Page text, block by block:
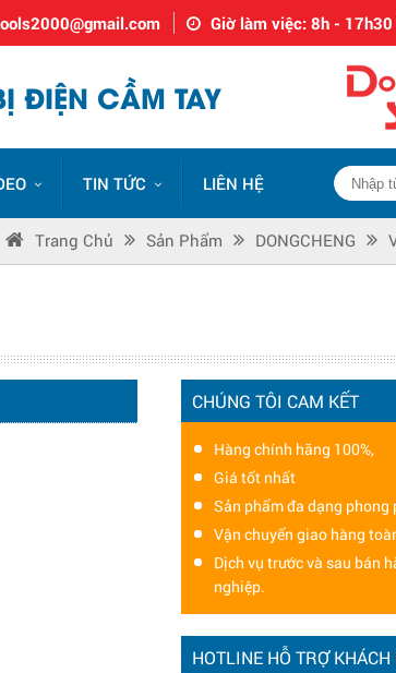
Giờ làm việc: 8h -
ĐIỆN CẦM TAY
TIN TỨC LIÊN HỆ
Trang Chủ Sản Phẩm DONGCHENG
CHÚNG TÔI CAM KẾT
Hàng chính hãng 100%,
Giá tốt nhất
Sản phẩm đa dạng phong
Vận chuyển giao hàng
Dịch vụ trước và sau bán
nghiệp.
HOTLINE HỖ TRỢ KHÁCH